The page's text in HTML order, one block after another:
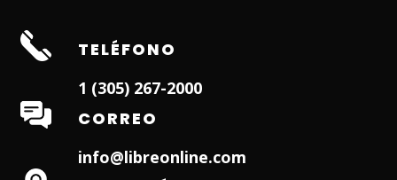
TELÉFONO
1 (305) 267-2000
CORREO
info@libreonline.com